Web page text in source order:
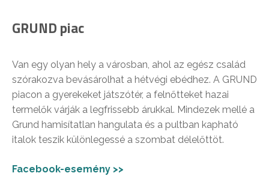
GRUND piac
Van egy olyan hely a városban, ahol az egész család
szórakozva bevásárolhat a hétvégi ebédhez. A GRUND
piacon a gyerekeket játszótér, a felnőtteket hazai
termelők várják a legfrissebb árukkal. Mindezek mellé a
Grund hamisítatlan hangulata és a pultban kapható
italok teszik különlegessé a szombat délelőttöt.
Facebook-esemény >>